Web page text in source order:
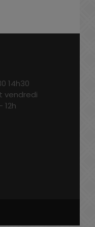
14h30
vendredi
12h